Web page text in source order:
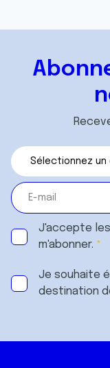
J'accepte les
m'abonner.
Je souhaite
destination